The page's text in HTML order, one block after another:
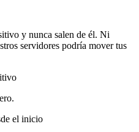
y nunca salen de él. Ni
servidores podría mover tus
el inicio